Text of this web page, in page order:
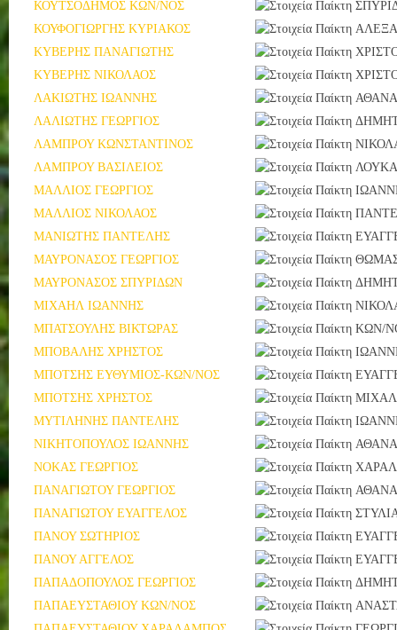
ΚΟΥΤΣΟΔΗΜΟΣ ΚΩΝ/ΝΟΣ
ΚΟΥΦΟΓΙΩΡΓΗΣ ΚΥΡΙΑΚΟΣ
ΚΥΒΕΡΗΣ ΠΑΝΑΓΙΩΤΗΣ
ΚΥΒΕΡΗΣ ΝΙΚΟΛΑΟΣ
ΛΑΚΙΩΤΗΣ ΙΩΑΝΝΗΣ
ΛΑΛΙΩΤΗΣ ΓΕΩΡΓΙΟΣ
ΛΑΜΠΡΟΥ ΚΩΝΣΤΑΝΤΙΝΟΣ
ΛΑΜΠΡΟΥ ΒΑΣΙΛΕΙΟΣ
ΜΑΛΛΙΟΣ ΓΕΩΡΓΙΟΣ
ΜΑΛΛΙΟΣ ΝΙΚΟΛΑΟΣ
ΜΑΝΙΩΤΗΣ ΠΑΝΤΕΛΗΣ
ΜΑΥΡΟΝΑΣΟΣ ΓΕΩΡΓΙΟΣ
ΜΑΥΡΟΝΑΣΟΣ ΣΠΥΡΙΔΩΝ
ΜΙΧΑΗΛ ΙΩΑΝΝΗΣ
ΜΠΑΤΣΟΥΛΗΣ ΒΙΚΤΩΡΑΣ
ΚΩΝ/
ΜΠΟΒΑΛΗΣ ΧΡΗΣΤΟΣ
ΜΠΟΤΣΗΣ ΕΥΘΥΜΙΟΣ-ΚΩΝ/ΝΟΣ
ΜΠΟΤΣΗΣ ΧΡΗΣΤΟΣ
ΜΥΤΙΛΗΝΗΣ ΠΑΝΤΕΛΗΣ
ΝΙΚΗΤΟΠΟΥΛΟΣ ΙΩΑΝΝΗΣ
ΝΟΚΑΣ ΓΕΩΡΓΙΟΣ
ΠΑΝΑΓΙΩΤΟΥ ΓΕΩΡΓΙΟΣ
ΠΑΝΑΓΙΩΤΟΥ ΕΥΑΓΓΕΛΟΣ
ΠΑΝΟΥ ΣΩΤΗΡΙΟΣ
ΠΑΝΟΥ ΑΓΓΕΛΟΣ
ΠΑΠΑΔΟΠΟΥΛΟΣ ΓΕΩΡΓΙΟΣ
ΠΑΠΑΕΥΣΤΑΘΙΟΥ ΚΩΝ/ΝΟΣ